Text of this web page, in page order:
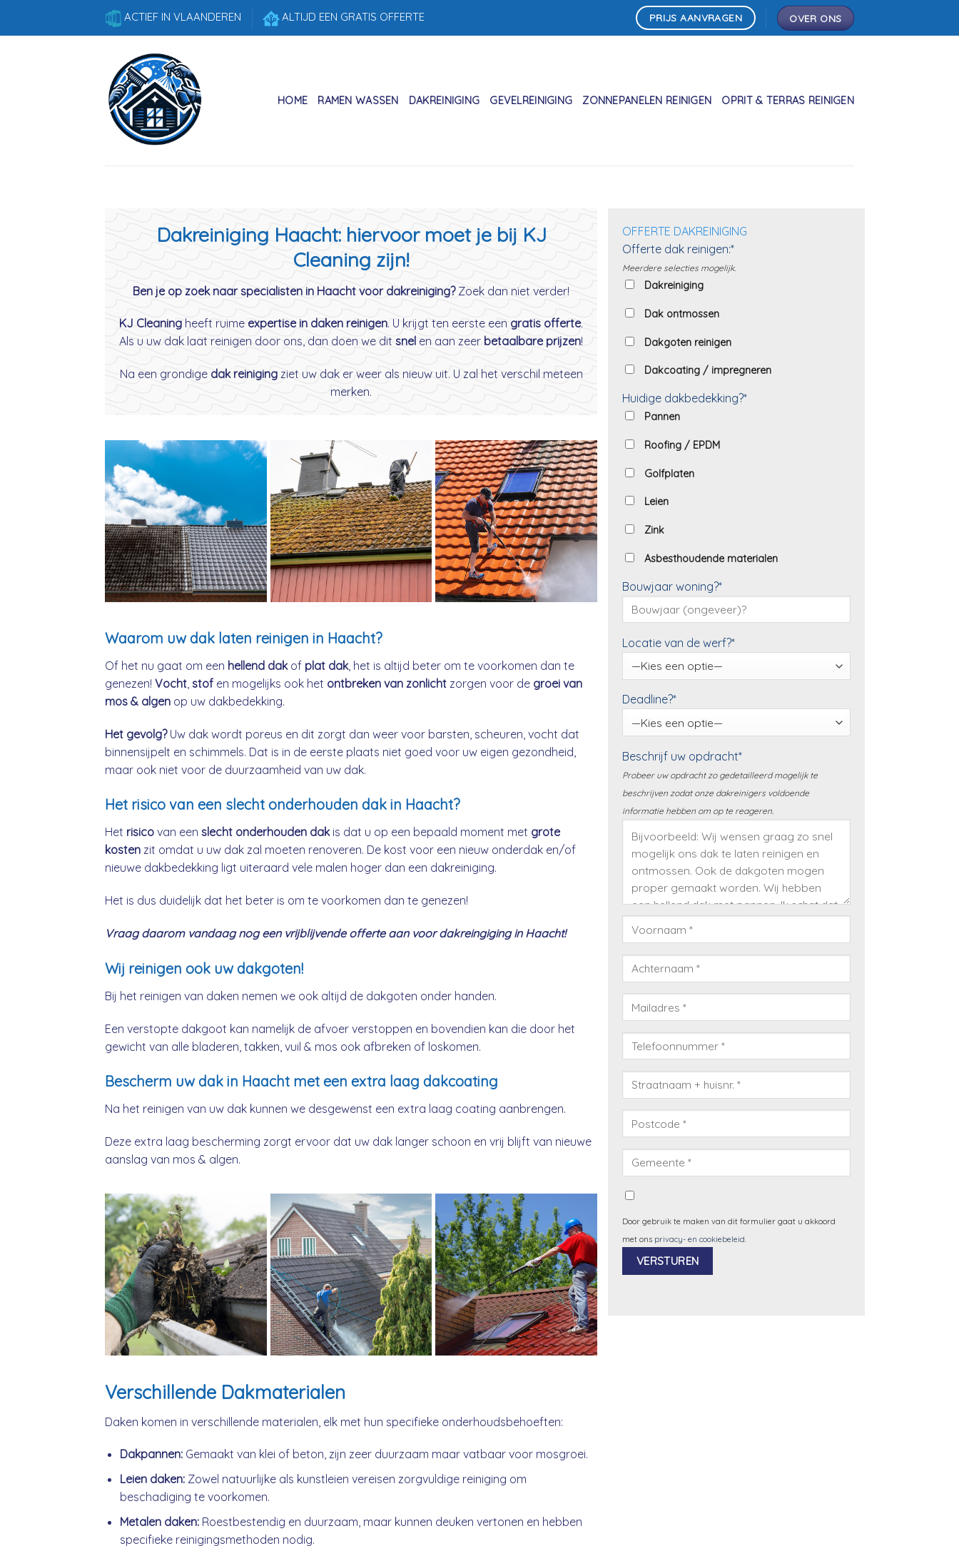
ACTIEF IN VLAANDEREN ALTIJD EEN GRATIS OFFERTE PRIJS AANVRAGEN OVER ONS
HOME RAMEN WASSEN DAKREINIGING GEVELREINIGING ZONNEPANELEN REINIGEN OPRIT & TERRAS REINIGEN
Dakreiniging Haacht: hiervoor moet je bij KJ
Cleaning zijn!
Ben je op zoek naar specialisten in Haacht voor dakreiniging?Zoek dan niet verder!
KJ Cleaning heeft ruime expertise in daken reinigen. U krijgt ten eerste een gratis offerte.
Als u uw dak laat reinigen door ons, dan doen we dit snel en aan zeer betaalbare prijzen!
Na een grondige dak reinigingziet uw dak er weer als nieuw uit. U zal het verschil meteen
merken.
Waarom uw dak laten reinigen in Haacht?
Of het nu gaat om een hellend dakof plat dak, het is altijd beter om te voorkomen dan te
genezen! Vocht stof en mogelijks ook het ontbreken van zonlicht zorgen voor de groei van
mos & algen op uw dakbedekking.
Het gevolg?Uw dak wordt poreus en dit zorgt dan weer voor barsten, scheuren, vocht dat
binnensijpelt en schimmels. Dat is in de eerste plaats niet goed voor uw eigen gezondheid,
maar ook niet voor de duurzaamheid van uw dak.
Het risico van een slecht onderhouden dak in Haacht?
Het risico van een slecht onderhouden dakis dat u op een bepaald moment met grote
kosten zit omdat u uw dak zal moeten renoveren. De kost voor een nieuw onderdak en/of
nieuwe dakbedekking ligt uiteraard vele malen hoger dan een dakreiniging.
Het is dus duidelijk dat het beter is om te voorkomen dan te genezen!
Vraag daarom vandaag nog een vrijblijvende offerte aan voor dakreingiging in Haacht!
Wij reinigen ook uw dakgoten!
Bij het reinigen van daken nemen we ook altijd de dakgoten onder handen.
Een verstopte dakgoot kan namelijk de afvoer verstoppen en bovendien kan die door het
gewicht van alle bladeren, takken, vuil & mos ook afbreken of loskomen.
Bescherm uw dak in Haacht met een extra laag dakcoating
Na het reinigen van uw dak kunnen we desgewenst een extra laag coating aanbrengen.
Deze extra laag bescherming zorgt ervoor dat uw dak langer schoon en vrij blijft van nieuwe
aanslag van mos & algen.
Verschillende Dakmaterialen
Daken komen in verschillende materialen, elk met hun specifieke onderhoudsbehoeften:
Dakpannen:Gemaakt van klei of beton, zijn zeer duurzaam maar vatbaar voor mosgroei.
Leien daken:Zowel natuurlijke als kunstleien vereisen zorgvuldige reiniging om
beschadiging te voorkomen.
Metalen daken:Roestbestendig en duurzaam, maar kunnen deuken vertonen en hebben
specifieke reinigingsmethoden nodig.
OFFERTE DAKREINIGING
Offerte dak reinigen:*
Meerdere selecties mogelijk.
Dakreiniging
Dak ontmossen
Dakgoten reinigen
Dakcoating / impregneren
Huidige dakbedekking?*
Pannen
Roofing / EPDM
Golfplaten
Leien
Zink
Asbesthoudende materialen
Bouwjaar woning?*
Locatie van de werf?*
Deadline?*
Beschrijf uw opdracht*
Probeer uw opdracht zo gedetailleerd mogelijk te
beschrijven zodat onze dakreinigers voldoende
informatie hebben om op te reageren.
Door gebruik te maken van dit formulier gaat u akkoord
met ons privacy- en cookiebeleid.